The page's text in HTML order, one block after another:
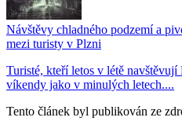
Návštěvy chladného podzemí a
mezi turisty v Plzni
Turisté, kteří letos v létě
víkendy jako v minulých letech....
Tento článek byl publikován ze